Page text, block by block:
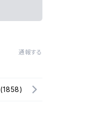
通報する
(1858)